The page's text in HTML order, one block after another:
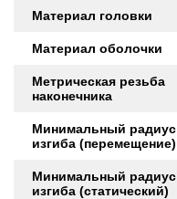
Материал головки
Материал оболочки
Метрическая резьба
наконечника
Минимальный радиус
изгиба (перемещение)
Минимальный радиус
изгиба (статический)